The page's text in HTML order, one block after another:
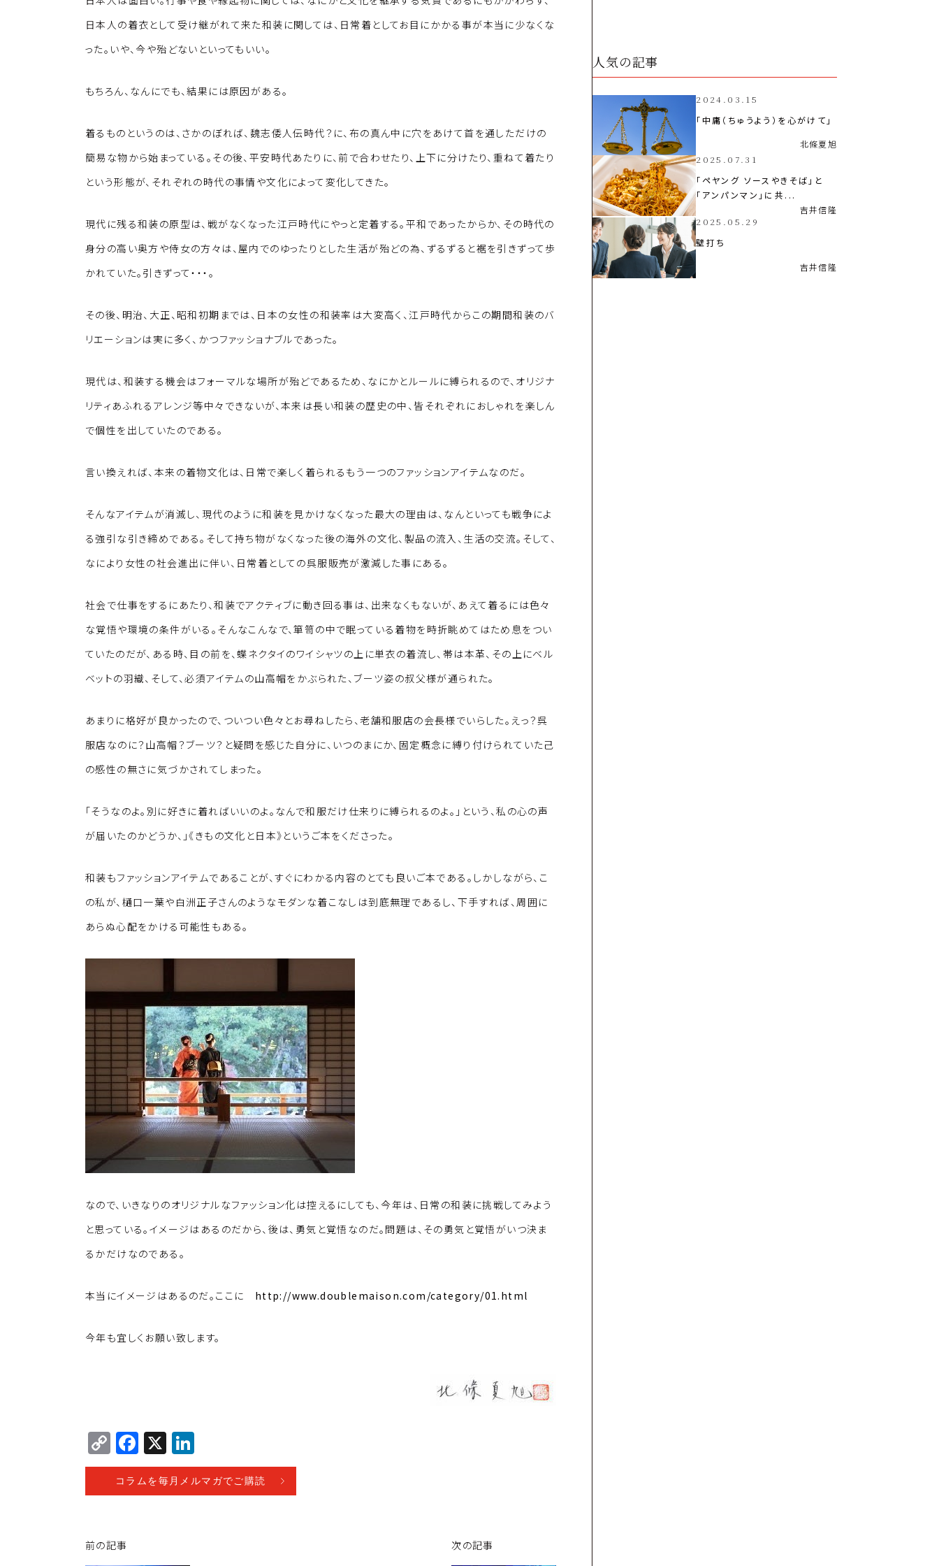
日本人の着衣として受け継がれて来た和装に関しては、日常着としてお目にかかる事が本当に少なくな
った。いや、今や殆どないといってもいい。
もちろん、なんにでも、結果には原因がある。
着るものというのは、さかのぼれば、魏志倭人伝時代？に、布の真ん中に穴をあけて首を通しただけの
簡易な物から始まっている。その後、平安時代あたりに、前で合わせたり、上下に分けたり、重ねて着たり
という形態が、それぞれの時代の事情や文化によって変化してきた。
現代に残る和装の原型は、戦がなくなった江戸時代にやっと定着する。平和であったからか、その時代の
身分の高い奥方や侍女の方々は、屋内でのゆったりとした生活が殆どの為、ずるずると裾を引きずって歩
かれていた。引きずって・・・。
その後、明治、大正、昭和初期までは、日本の女性の和装率は大変高く、江戸時代からこの期間和装のバ
リエーションは実に多く、かつファッショナブルであった。
現代は、和装する機会はフォーマルな場所が殆どであるため、なにかとルールに縛られるので、オリジナ
リティあふれるアレンジ等中々できないが、本来は長い和装の歴史の中、皆それぞれにおしゃれを楽しん
で個性を出していたのである。
言い換えれば、本来の着物文化は、日常で楽しく着られるもう一つのファッションアイテムなのだ。
そんなアイテムが消滅し、現代のように和装を見かけなくなった最大の理由は、なんといっても戦争によ
る強引な引き締めである。そして持ち物がなくなった後の海外の文化、製品の流入、生活の交流。そして、
なにより女性の社会進出に伴い、日常着としての呉服販売が激減した事にある。
社会で仕事をするにあたり、和装でアクティブに動き回る事は、出来なくもないが、あえて着るには色々
な覚悟や環境の条件がいる。そんなこんなで、箪笥の中で眠っている着物を時折眺めてはため息をつい
ていたのだが、ある時、目の前を、蝶ネクタイのワイシャツの上に単衣の着流し、帯は本革、その上にベル
ベットの羽織、そして、必須アイテムの山高帽をかぶられた、ブーツ姿の叔父様が通られた。
あまりに格好が良かったので、ついつい色々とお尋ねしたら、老舗和服店の会長様でいらした。えっ？呉
服店なのに？山高帽？ブーツ？と疑問を感じた自分に、いつのまにか、固定概念に縛り付けられていた己
の感性の無さに気づかされてしまった。
「そうなのよ。別に好きに着ればいいのよ。なんで和服だけ仕来りに縛られるのよ。」という、私の心の声
が届いたのかどうか、」《きもの文化と日本》というご本をくださった。
和装もファッションアイテムであることが、すぐにわかる内容のとても良いご本である。しかしながら、こ
の私が、樋口一葉や白洲正子さんのようなモダンな着こなしは到底無理であるし、下手すれば、周囲に
あらぬ心配をかける可能性もある。
なので、いきなりのオリジナルなファッション化は控えるにしても、今年は、日常の和装に挑戦してみよう
と思っている。イメージはあるのだから、後は、勇気と覚悟なのだ。問題は、その勇気と覚悟がいつ決ま
るかだけなのである。
本当にイメージはあるのだ。ここに http://www.doublemaison.com/category/01.html
今年も宜しくお願い致します。
C
o
p
Li
n
F
a
c
X
n
k
コラムを毎月メルマガでご購読
前の記事 次の記事
人気の記事
2024.03.15
「中庸（ちゅうよう）を心がけて」
北條夏旭
2025.07.31
「ペヤング ソースやきそば」と
「アンパンマン」に共...
吉井信隆
2025.05.29
壁打ち
吉井信隆